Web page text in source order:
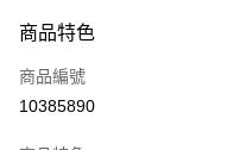
信用卡一次付款
超商取貨付款
商品特色
商品編號
10385890